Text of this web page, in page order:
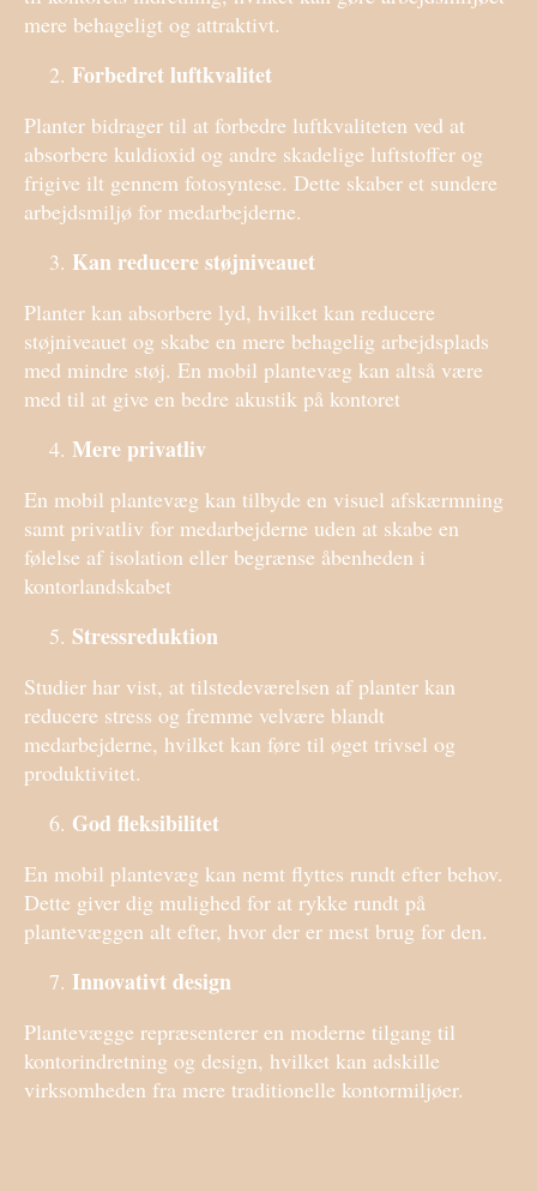
mere behageligt og attraktivt.
Forbedret luftkvalitet
Planter bidrager til at forbedre luftkvaliteten ved at
absorbere kuldioxid og andre skadelige luftstoffer og
frigive ilt gennem fotosyntese. Dette skaber et sundere
arbejdsmiljø for medarbejderne.
Kan reducere støjniveauet
Planter kan absorbere lyd, hvilket kan reducere
støjniveauet og skabe en mere behagelig arbejdsplads
med mindre støj. En mobil plantevæg kan altså være
med til at give en bedre akustik på kontoret
Mere privatliv
En mobil plantevæg kan tilbyde en visuel afskærmning
samt privatliv for medarbejderne uden at skabe en
følelse af isolation eller begrænse åbenheden i
kontorlandskabet
Stressreduktion
Studier har vist, at tilstedeværelsen af planter kan
reducere stress og fremme velvære blandt
medarbejderne, hvilket kan føre til øget trivsel og
produktivitet.
God fleksibilitet
En mobil plantevæg kan nemt flyttes rundt efter behov.
Dette giver dig mulighed for at rykke rundt på
plantevæggen alt efter, hvor der er mest brug for den.
Innovativt design
Plantevægge repræsenterer en moderne tilgang til
kontorindretning og design, hvilket kan adskille
virksomheden fra mere traditionelle kontormiljøer.